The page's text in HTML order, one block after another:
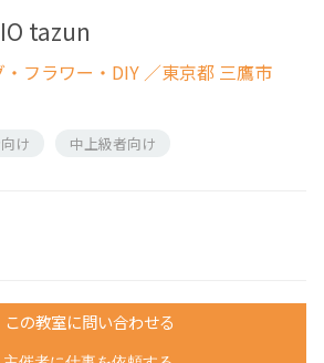
tazun
フラワー・DIY ／東京都 三鷹市
け 中上級者向け
この教室に問い合わせる